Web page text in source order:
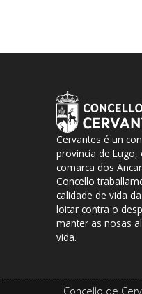
Cervantes é un
provincia de Lugo,
comarca dos
Concello
calidade de vida
loitar contra o
manter as nosas
vida.
Concello de